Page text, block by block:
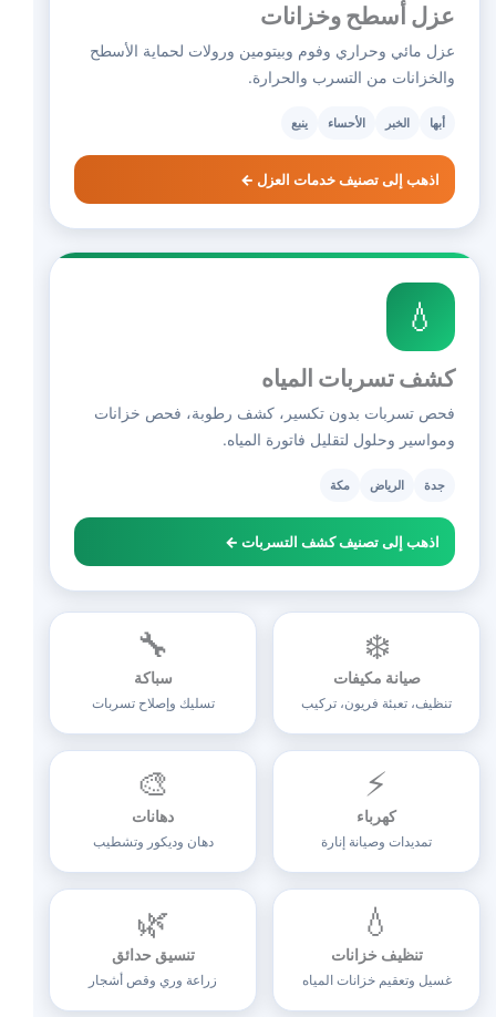
عزل أسطح وخزانات
عزل مائي وحراري وفوم وبيتومين ورولات لحماية الأسطح
والخزانات من التسرب والحرارة.
أبها الخبر الأحساء ينبع
اذهب إلى تصنيف خدمات العزل ←
💧
كشف تسربات المياه
فحص تسربات بدون تكسير، كشف رطوبة، فحص خزانات
ومواسير وحلول لتقليل فاتورة المياه.
جدة الرياض مكة
اذهب إلى تصنيف كشف التسربات ←
❄️
صيانة مكيفات
تنظيف، تعبئة فريون، تركيب
🔧
سباكة
تسليك وإصلاح تسربات
⚡
كهرباء
تمديدات وصيانة إنارة
🎨
دهانات
دهان وديكور وتشطيب
💧
تنظيف خزانات
غسيل وتعقيم خزانات المياه
🌿
تنسيق حدائق
زراعة وري وقص أشجار